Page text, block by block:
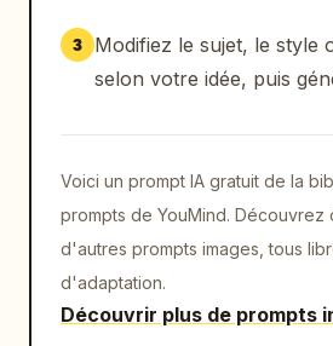
3
Modifiez le sujet, le style
selon votre idée, puis
Voici un prompt IA gratuit de la
prompts de YouMind. Découvrez
d'autres prompts images, tous
d'adaptation.
Découvrir plus de prompts